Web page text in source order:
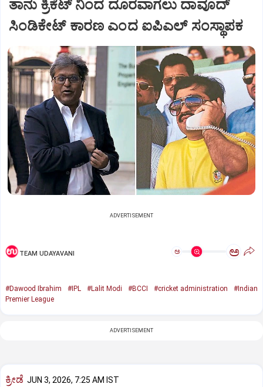
ತಾನು ಕ್ರಿಕೆಟ್‌ ನಿಂದ ದೂರವಾಗಲು ದಾವೂದ್‌
ಸಿಂಡಿಕೇಟ್‌ ಕಾರಣ ಎಂದ ಐಪಿಎಲ್‌ ಸಂಸ್ಥಾಪಕ
ADVERTISEMENT
TEAM UDAYAVANI ಅ ಅ
#Dawood Ibrahim #IPL #Lalit Modi #BCCI #cricket administration
#Indian
Premier League
ADVERTISEMENT
ಕ್ರೀಡೆ JUN 3, 2026, 7:25 AM IST